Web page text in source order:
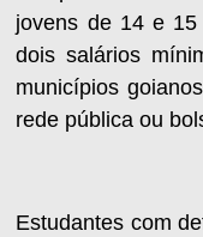
jovens de 14 e
dois salários
municípios
rede pública ou
Estudantes com